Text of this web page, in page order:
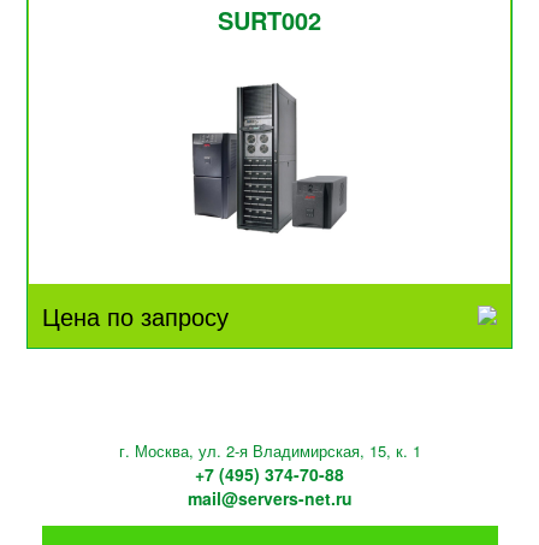
SURT002
Цена по запросу
г. Москва, ул. 2-я Владимирская, 15, к. 1
+7 (495) 374-70-88
mail@servers-net.ru